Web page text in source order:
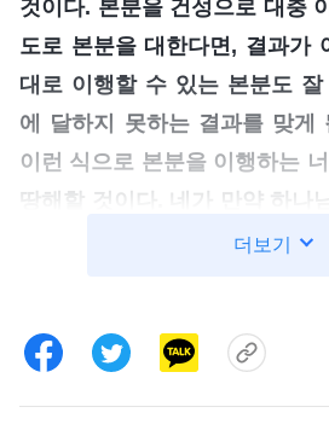
것이다. 본분을 건성으로 대충
도로 본분을 대한다면, 결과가
대로 이행할 수 있는 본분도
에 달하지 못하는 결과를 맞게
이런 식으로 본분을 이행하는
땅해할 것이다. 네가 만약 하나
구하며 성심성의껏 할 수 있다
앞에서 너를 위해 예비해 놓을
더보기